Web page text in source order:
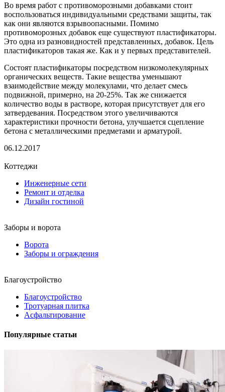
Во время работ с противоморозными добавками стоит
воспользоваться индивидуальными средствами защиты, так
как они являются взрывоопасными. Помимо
противоморозных добавок еще существуют пластификаторы.
Это одна из разновидностей представленных, добавок. Цель
пластификаторов такая же. Как и у первых представителей.
Состоят пластификаторы посредством низкомолекулярных
органических веществ. Такие вещества уменьшают
взаимодействие между молекулами, что делает смесь
подвижной, примерно, на 20-25%. Так же снижается
количество воды в растворе, которая присутствует для его
затвердевания. Посредством этого увеличиваются
характеристики прочности бетона, улучшается сцепление
бетона с металлическими предметами и арматурой.
06.12.2017
Коттеджи
Инженерные сети
Ремонт и отделка
Дизайн гостиной
Заборы и ворота
Ворота
Заборы и ограждения
Благоустройство
Благоустройство
Тротуарная плитка
Асфальтирование
Популярные статьи